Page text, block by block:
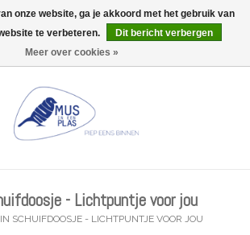
0 Artikelen - €0,00
- Lichtpuntje voor jou
SCHUIFDOOSJE - LICHTPUNTJE VOOR JOU
onze website, ga je akkoord met het gebruik van
te verbeteren.
Dit bericht verbergen
Meer over cookies »
gesloten op Do 13/08